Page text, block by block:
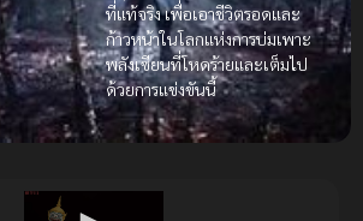
ที่แท้จริง เพื่อเอาชีวิตรอดและ
ก้าวหน้าในโลกแห่งการบ่มเพาะ
พลังเซียนที่โหดร้ายและเต็มไป
ด้วยการแข่งขันนี้